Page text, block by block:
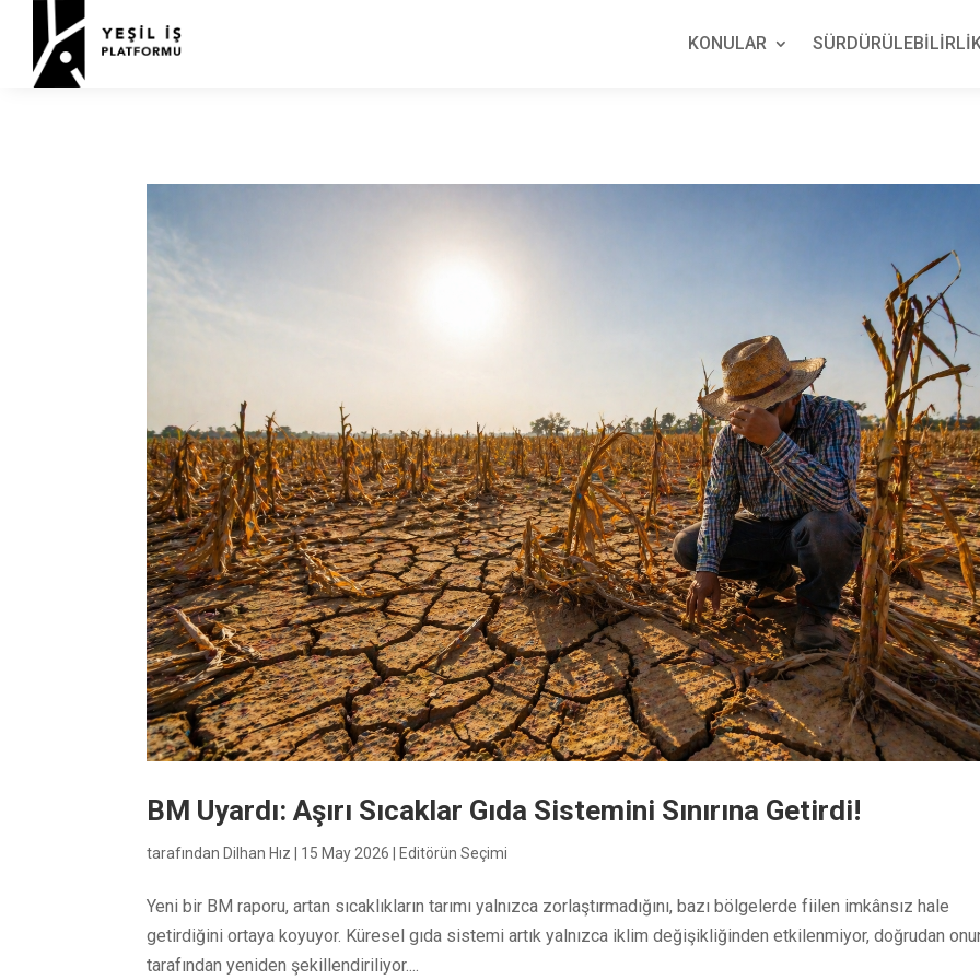
KONULAR
BM Uyardı: Aşırı Sıcaklar Gıda Sistemini Sınırına Getirdi!
tarafından Dilhan Hız 15 May 2026 Editörün Seçimi
Yeni bir BM raporu, artan sıcaklıkların tarımı yalnızca zorlaştırmadığını, bazı bölgelerde fiilen imkânsız hale
getirdiğini ortaya koyuyor. Küresel gıda sistemi artık yalnızca iklim değişikliğinden etkilenmiyor, doğrudan
tarafından yeniden şekillendiriliyor....